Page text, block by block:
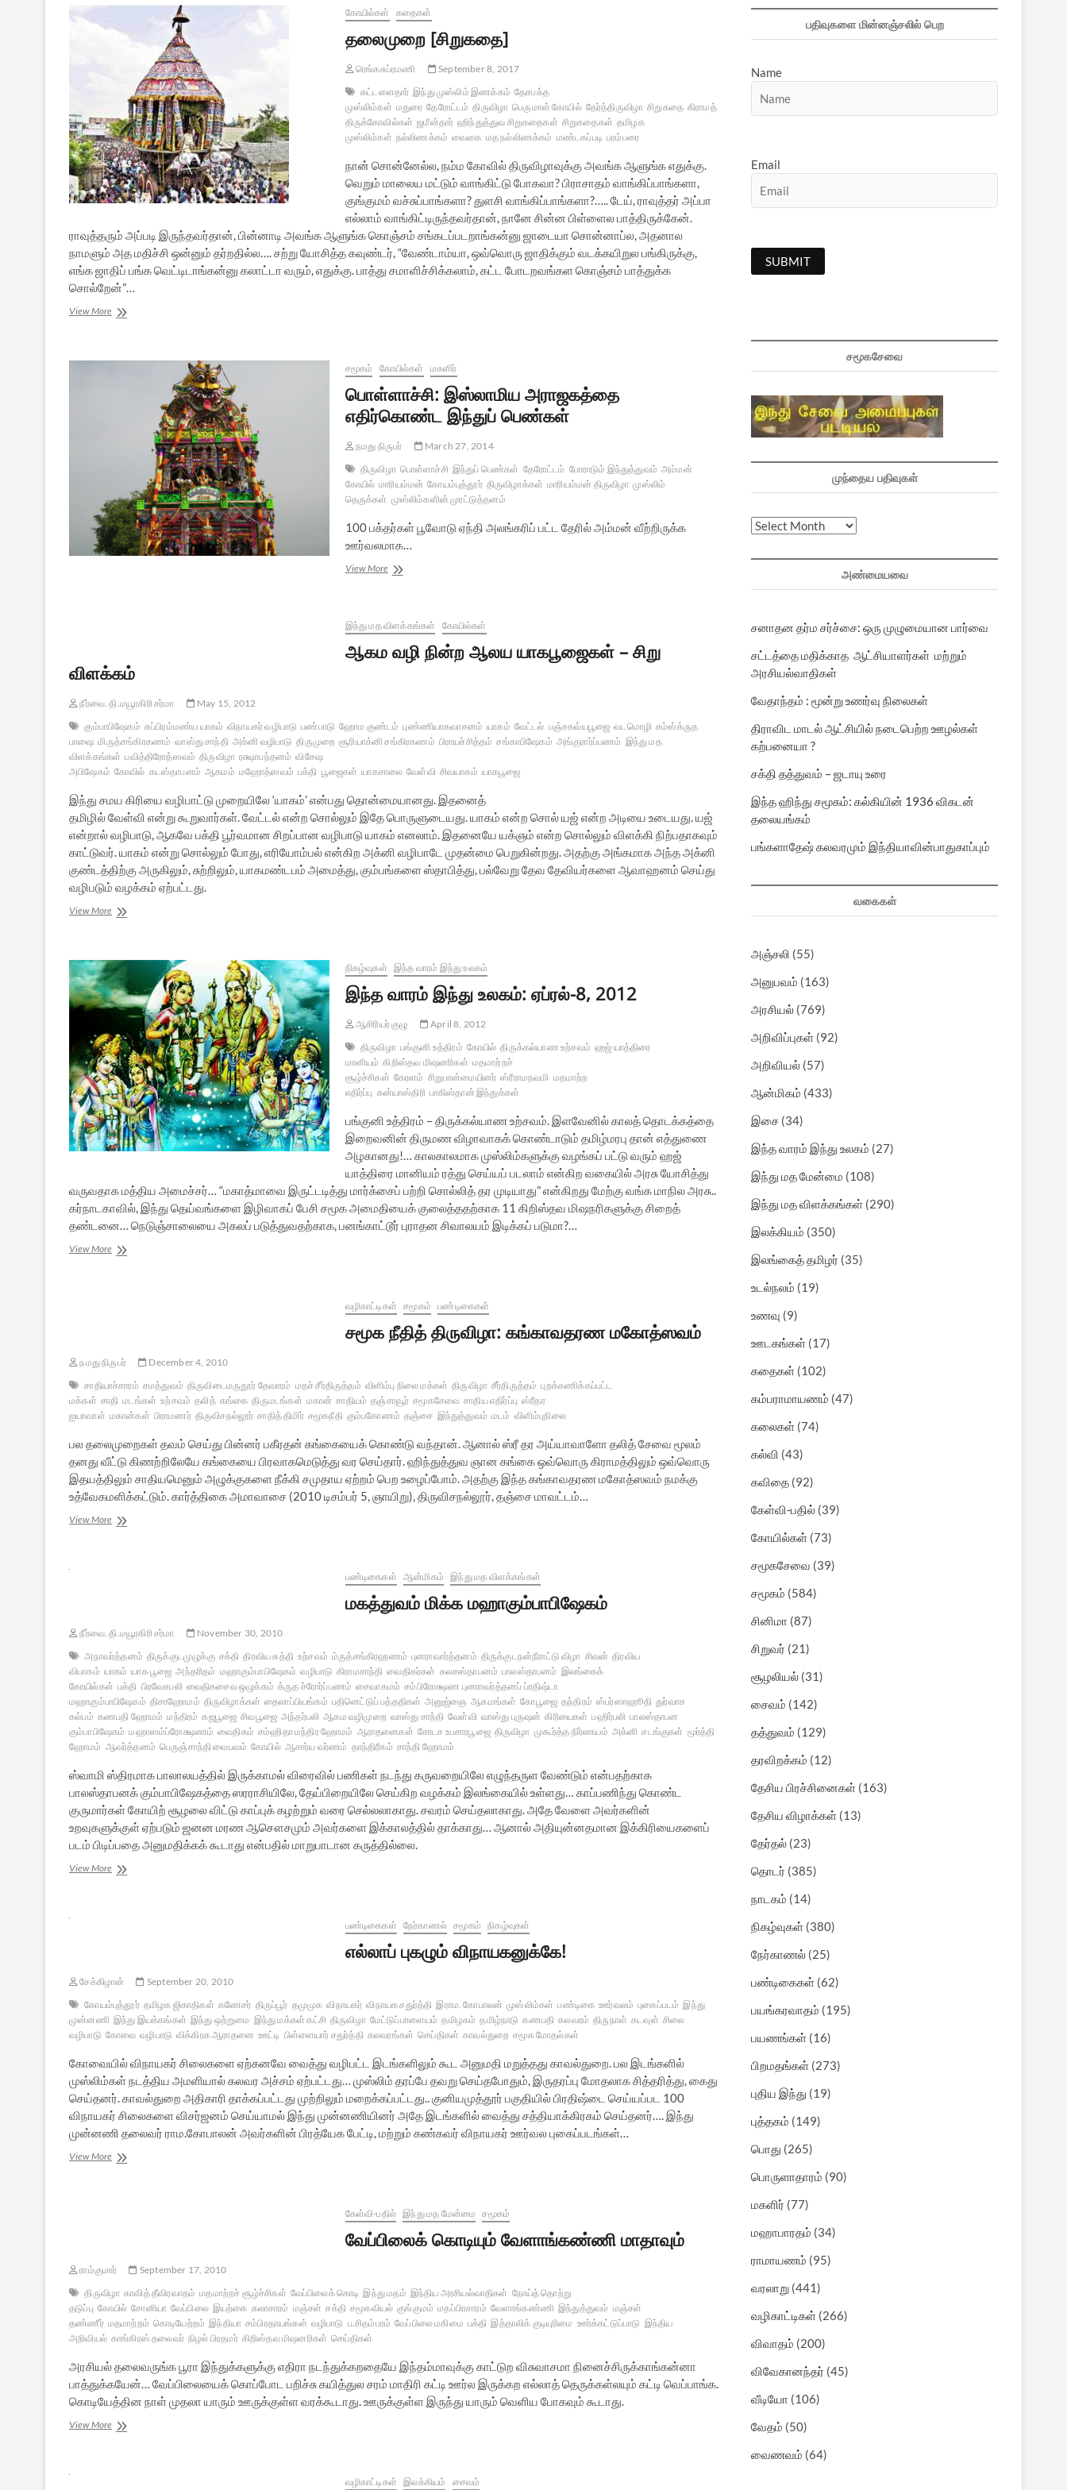
கோயில்கள் கதைகள்
தலைமுறை [சிறுகதை]
ரெங்கசுப்ரமணி
September 8, 2017
கட்டளைதார் இந்து முஸ்லிம் இணக்கம் தேசபக்த
முஸ்லிம்கள் மதுரை தேரோட்டம் திருவிழா பெருமாள் கோயில் தேர்த்திருவிழா சிறுகதை கிராமத்
திருக்கோவில்கள் ஜமீன்தார் ஹிந்துத்துவ சிறுகதைகள் சிறுகதைகள் தமிழக
முஸ்லிம்கள் நல்லிணக்கம் வைகை மத நல்லிணக்கம் மண்டகப்படி பரம்பரை
நான் சொன்னேல்ல, நம்ம கோவில் திருவிழாவுக்கு அவங்க ஆளுங்க எதுக்கு.
வெறும் மாலைய மட்டும் வாங்கிட்டு போகவா? பிராசாதம் வாங்கிப்பாங்களா,
குங்குமம் வச்சுப்பாங்களா? துளசி வாங்கிப்பாங்களா?….. டேய், ராவுத்தர் அப்பா
எல்லாம் வாங்கிட்டிருந்தவர்தான், நானே சின்ன பிள்ளைல பாத்திருக்கேன்.
ராவுத்தரும் அப்படி இருந்தவர்தான், பின்னாடி அவங்க ஆளுங்க கொஞ்சம் சங்கடப்படறாங்கன்னு ஜாடையா சொன்னாப்ல, அதனால
நாமளும் அத மதிச்சி ஒன்னும் தர்றதில்ல…. சற்று யோசித்த கவுண்டர், “வேண்டாம்யா, ஒவ்வொரு ஜாதிக்கும் வடக்கயிறுல பங்கிருக்கு,
எங்க ஜாதிப் பங்க வெட்டிடாங்கன்னு கலாட்டா வரும், எதுக்கு. பாத்து சமாளிச்சிக்கலாம், கட்ட போடறவங்கள கொஞ்சம் பாத்துக்க
சொல்றேன்”…
View Moreதலைமுறை
சமூகம் கோயில்கள் மகளிர்
பொள்ளாச்சி: இஸ்லாமிய அராஜகத்தை
எதிர்கொண்ட இந்துப் பெண்கள்
நமது நிருபர்
March 27, 2014
திருவிழா பொள்ளாச்சி இந்துப் பெண்கள் தேரோட்டம் போராடும் இந்துத்துவம் அம்மன்
கோயில் மாரியம்மன் கோயம்புத்தூர் திருவிழாக்கள் மாரியம்மன் திருவிழா முஸ்லிம்
தெருக்கள் முஸ்லிம்களின் முரட்டுத்தனம்
100 பக்தர்கள் பூவோடு ஏந்தி அலங்கரிப் பட்ட தேரில் அம்மன் வீற்றிருக்க
ஊர்வலமாக…
View Moreபொள்ளாச்சி:
இந்துப்
இந்து மத விளக்கங்கள் கோயில்கள்
ஆகம வழி நின்ற ஆலய யாகபூஜைகள் – சிறு
விளக்கம்
நீர்வை. தி.மயூரகிரி சர்மா
May 15, 2012
கும்பாபிஷேகம் சுப்பிரம்மண்ய யாகம் விநாயகர் வழிபாடு பண்பாடு ஹோம குண்டம் புண்ணியாகவாசனம் யாகம் வேட்டல் பஞ்சகவ்யபூஜை வடமொழி சம்ஸ்க்ருத
பாஷை மிருத்சங்கிரகணம் வாஸ்து சாந்தி அக்னி வழிபாடு திருமுறை சூரியாக்னி சங்கிரகணம் பிராயச்சித்தம் சங்காபிஷேகம் அங்குரார்ப்பணம் இந்து மத
விளக்கங்கள் பவித்திரோத்ஸவம் திருவிழா ரக்ஷாபந்தனம் விசேஷ
அபிஷேகம் கோவில் கடஸ்தாபனம் ஆகமம் மஹோத்ஸவம் பக்தி பூஜைகள் யாகசாலை வேள்வி சிவயாகம் யாகபூஜை
இந்து சமய கிரியை வழிபாட்டு முறையிலே ‘யாகம்’ என்பது தொன்மையானது. இதனைத்
தமிழில் வேள்வி என்று கூறுவார்கள். வேட்டல் என்ற சொல்லும் இதே பொருளுடையது. யாகம் என்ற சொல் யஜ் என்ற அடியை உடையது. யஜ்
என்றால் வழிபாடு, ஆகவே பக்தி பூர்வமான சிறப்பான வழிபாடு யாகம் எனலாம். இதனையே யக்ஞம் என்ற சொல்லும் விளக்கி நிற்பதாகவும்
காட்டுவர். யாகம் என்று சொல்லும் போது, எரியோம்பல் என்கிற அக்னி வழிபாடே முதன்மை பெறுகின்றது. அதற்கு அங்கமாக அந்த அக்னி
குண்டத்திற்கு அருகிலும், சுற்றிலும், யாகமண்டபம் அமைத்து, கும்பங்களை ஸ்தாபித்து, பல்வேறு தேவ தேவியர்களை ஆவாஹனம் செய்து
வழிபடும் வழக்கம் ஏற்பட்டது.
View Moreஆகம
யாகபூஜைகள்
–
சிறு
விளக்கம்
நிகழ்வுகள் இந்த வாரம் இந்து உலகம்
இந்த வாரம் இந்து உலகம்: ஏப்ரல்-8, 2012
ஆசிரியர் குழு
April 8, 2012
திருவிழா பங்குனி உத்திரம் கோயில் திருக்கல்யாண உற்சவம் ஹஜ் யாத்திரை
மானியம் கிறிஸ்தவ மிஷனரிகள் மதமாற்றச்
சூழ்ச்சிகள் கேரளம் சிறுபான்மையினர் ஸ்ரீராமநவமி மதமாற்ற
எதிர்ப்பு கன்யாஸ்திரி பாகிஸ்தான் இந்துக்கள்
பங்குனி உத்திரம் – திருக்கல்யாண உற்சவம். இளவேனில் காலத் தொடக்கத்தை
இறைவனின் திருமண விழாவாகக் கொண்டாடும் தமிழ்மரபு தான் எத்துணை
அழகானது!… காலகாலமாக முஸ்லிம்களுக்கு வழங்கப் பட்டு வரும் ஹஜ்
யாத்திரை மானியம் ரத்து செய்யப் படலாம் என்கிற வகையில் அரசு யோசித்து
வருவதாக மத்திய அமைச்சர்… “மகாத்மாவை இருட்டடித்து மார்க்சைப் பற்றி சொல்லித் தர முடியாது” என்கிறது மேற்கு வங்க மாநில அரசு..
கர்நாடகாவில், இந்து தெய்வங்களை இழிவாகப் பேசி சமூக அமைதியைக் குலைத்ததற்காக 11 கிறிஸ்தவ மிஷநரிகளுக்கு சிறைத்
தண்டனை… நெடுஞ்சாலையை அகலப் படுத்துவதற்காக, பனங்காட்டூர் புராதன சிவாலயம் இடிக்கப் படுமா?…
View Moreஇந்த
வழிகாட்டிகள் சமூகம் பண்டிகைகள்
சமூக நீதித் திருவிழா: கங்காவதரண மகோத்ஸவம்
நமது நிருபர்
December 4, 2010
சாதியாச்சாரம் சமத்துவம் திருவிடைமருதூர் தேவாரம் மதச் சீர்திருத்தம் விளிம்பு நிலை மக்கள் திருவிழா சீர்திருத்தம் புறக்கணிக்கப்பட்ட
மக்கள் சாதி மடங்கள் உற்சவம் தலித் கங்கை திருமடங்கள் மகான் சாதியம் தஞ்சாவூர் சமூகசேவை சாதிய எதிர்ப்பு ஸ்ரீதர
ஐயாவாள் மகான்கள் பிராமணர் திருவிசநல்லூர் சாதித் திமிர் சமூகநீதி கும்பகோணம் தஞ்சை இந்துத்துவம் மடம் விளிம்புநிலை
பல தலைமுறைகள் தவம் செய்து பின்னர் பகீரதன் கங்கையைக் கொண்டு வந்தான். ஆனால் ஸ்ரீ தர அய்யாவாளோ தலித் சேவை மூலம்
தனது வீட்டு கிணற்றிலேயே கங்கையை பிரவாகமெடுத்து வர செய்தார். ஹிந்துத்துவ ஞான கங்கை ஒவ்வொரு கிராமத்திலும் ஒவ்வொரு
இதயத்திலும் சாதியமெனும் அழுக்குகளை நீக்கி சமுதாய ஏற்றம் பெற உழைப்போம். அதற்கு இந்த கங்காவதரண மகோத்ஸவம் நமக்கு
உத்வேகமளிக்கட்டும். கார்த்திகை அமாவாசை (2010 டிசம்பர் 5, ஞாயிறு), திருவிசநல்லூர், தஞ்சை மாவட்டம்…
View Moreசமூக
பண்டிகைகள் ஆன்மிகம் இந்து மத விளக்கங்கள்
மகத்துவம் மிக்க மஹாகும்பாபிஷேகம்
நீர்வை. தி.மயூரகிரி சர்மா
November 30, 2010
அநாவர்த்தனம் திருக்குடமுழுக்கு சக்தி திரவிய சுத்தி உற்சவம் ம்ருத்சங்கிரஹணம் புனராவார்த்தனம் திருக்குடநன்நீராட்டு விழா சிவன் திரவிய
விபாகம் யாகம் யாக பூஜை அந்தரிதம் மஹாகும்பாபிஷேகம் வழிபாடு கிராமசாந்தி வைதிகர்கள் கலசஸ்தாபனம் பாலஸ்தாபனம் இலங்கைக்
கோயில்கள் பக்தி பிரவேசபலி வைதிகசைவ ஒழுக்கம் க்ருத ச்ரோர்ப்பணம் சைவாகமம் சம்பிரோக்ஷண புனராவர்த்தனப் ப்ரதிஷ்டா
மஹாகும்பாபிஷேகம் திசாஹோமம் திருவிழாக்கள் தைலாப்பியங்கம் பதினெட்டுப் பத்ததிகள் அனுஜ்ஞை ஆகமங்கள் கோபூஜை தந்திரம் ஸ்பர்ஸாஹூதி துர்வாச
கல்பம் கணபதி ஹோமம் மந்திரம் கஜபூஜை சிவபூஜை அந்தர்பலி ஆகம வழிமுறை வாஸ்து சாந்தி வேள்வி வாஸ்து புருஷன் கிரியைகள் பஹிர்பலி பாலஸ்தாபன
கும்பாபிஷேகம் மஹாஸம்ப்ரோக்ஷணம் வைதிகம் சம்ஹிதா மந்திர ஹோமம் ஆராதனைகள் சோடச உபசாரபூஜை திருவிழா முகூர்த்த நிர்ணயம் அக்னி சடங்குகள் மூர்த்தி
ஹோமம் ஆவர்த்தனம் பெருஞ்சாந்தி வைபவம் கோயில் ஆசார்ய வர்ணம் தாந்திரீகம் சாந்தி ஹோமம்
ஸ்வாமி ஸ்திரமாக பாலாலயத்தில் இருக்காமல் விரைவில் பணிகள் நடந்து கருவறையிலே எழுந்தருள வேண்டும் என்பதற்காக
பாலஸ்தாபனக் கும்பாபிஷேகத்தை ஸரராசியிலே, தேய்பிறையிலே செய்கிற வழக்கம் இலங்கையில் உள்ளது… காப்பணிந்து கொண்ட
குருமார்கள் கோயிற் சூழலை விட்டு காப்புக் கழற்றும் வரை செல்லலாகாது. சவரம் செய்தலாகாது. அதே வேளை அவர்களின்
உறவுகளுக்குள் ஏற்படும் ஜனன மரண ஆசௌசமும் அவர்களை இக்காலத்தில் தாக்காது… ஆனால் அதியுன்னதமான இக்கிரியைகளைப்
படம் பிடிப்பதை அனுமதிக்கக் கூடாது என்பதில் மாறுபாடான கருத்தில்லை.
View Moreமகத்துவம்
பண்டிகைகள் நேர்காணல் சமூகம் நிகழ்வுகள்
எல்லாப் புகழும் விநாயகனுக்கே!
சேக்கிழான்
September 20, 2010
கோயம்புத்தூர் தமிழக ஜிகாதிகள் கணேசர் திருப்பூர் தமுமுக விநாயகர் விநாயக சதுர்த்தி இராம. கோபாலன் முஸ்லிம்கள் பண்டிகை ஊர்வலம் புகைப்படம் இந்து
முன்னணி இந்து இயக்கங்கள் இந்து ஒற்றுமை இந்து மக்கள் கட்சி திருவிழா மேட்டுப்பாளையம் தமிழகம் தமிழ்நாடு கணபதி கலவரம் திருநாள் கடவுள் சிலை
வழிபாடு கோவை வழிபாடு விக்கிரக ஆராதனை ஊட்டி பிள்ளையார் சதுர்த்தி கலவரங்கள் செய்திகள் காவல்துறை சமூக மோதல்கள்
கோவையில் விநாயகர் சிலைகளை ஏற்கனவே வைத்து வழிபட்ட இடங்களிலும் கூட அனுமதி மறுத்தது காவல்துறை. பல இடங்களில்
முஸ்லிம்கள் நடத்திய அமளியால் கலவர அச்சம் ஏற்பட்டது… முஸ்லிம் தரப்பே தவறு செய்தபோதும், இருதரப்பு மோதலாக சித்தரித்து, கைது
செய்தனர். காவல்துறை அதிகாரி தாக்கப்பட்டது முற்றிலும் மறைக்கப்பட்டது.. குனியமுத்தூர் பகுதியில் பிரதிஷ்டை செய்யப்பட 100
விநாயகர் சிலைகளை விசர்ஜனம் செய்யாமல் இந்து முன்னணியினர் அதே இடங்களில் வைத்து சத்தியாக்கிரகம் செய்தனர்…. இந்து
முன்னணி தலைவர் ராம.கோபாலன் அவர்களின் பிரத்யேக பேட்டி, மற்றும் கண்கவர் விநாயகர் ஊர்வல புகைப்படங்கள்…
View Moreஎல்லாப்
கேள்வி-பதில் இந்து மத மேன்மை சமூகம்
வேப்பிலைக் கொடியும் வேளாங்கண்ணி மாதாவும்
ராம்குமார்
September 17, 2010
திருவிழா காவித் தீவிரவாதம் மதமாற்றச் சூழ்ச்சிகள் வேப்பிலைக் கொடி இந்து மதம் இந்திய அரசியல்வாதிகள் நோய்த் தொற்று
தடுப்பு கோயில் சோனியா வேப்பிலை இயற்கை கலாசாரம் மஞ்சள் சக்தி சமூகவியல் குங்குமம் மதப்பிரசாரம் வேளாங்கண்ணி இந்துத்துவம் மஞ்சள்
தண்ணீர் மதமாற்றம் கொடியேற்றம் இந்தியா சம்பிரதாயங்கள் வழிபாடு ப.சிதம்பரம் வேப்பிலை மகிமை பக்தி இத்தாலிக் குடியுரிமை ஊர்க்கட்டுப்பாடு இந்திய
அறிவியல் காங்கிரஸ் தலைவர் நிழல் பிரதமர் கிறிஸ்தவ மிஷனரிகள் செய்திகள்
அரசியல் தலைவருங்க பூரா இந்துக்களுக்கு எதிரா நடந்துக்கறதையே இந்தம்மாவுக்கு காட்டுற விசுவாசமா நினைச்சிருக்காங்கன்னா
பாத்துக்கயேன்… வேப்பிலையைக் கொப்போட பறிச்சு கயித்துல சரம் மாதிரி கட்டி ஊர்ல இருக்கற எல்லாத் தெருக்கள்லயும் கட்டி வெப்பாங்க.
கொடியேத்தின நாள் முதலா யாரும் ஊருக்குள்ள வரக்கூடாது. ஊருக்குள்ள இருந்து யாரும் வெளிய போகவும் கூடாது.
View Moreவேப்பிலைக்
வழிகாட்டிகள்
இலக்கியம் சைவம்
பதிவுகளை மின்னஞ்சலில் பெற
Name
Email
சமூகசேவை
முந்தைய பதிவுகள்
முந்தைய
அண்மையவை
சனாதன தர்ம சர்ச்சை: ஒரு முழுமையான பார்வை
சட்டத்தை மதிக்காத ஆட்சியாளர்கள் மற்றும்
அரசியல்வாதிகள்
வேதாந்தம் : மூன்று உணர்வு நிலைகள்
திராவிட மாடல் ஆட்சியில் நடைபெற்ற ஊழல்கள்
கற்பனையா ?
சக்தி தத்துவம் – ஜடாயு உரை
இந்த ஹிந்து சமூகம்: கல்கியின் 1936 விகடன்
தலையங்கம்
பங்களாதேஷ் கலவரமும் இந்தியாவின்பாதுகாப்பும்
வகைகள்
அஞ்சலி (55)
அனுபவம் (163)
அரசியல் (769)
அறிவிப்புகள் (92)
அறிவியல் (57)
ஆன்மிகம் (433)
இசை (34)
இந்த வாரம் இந்து உலகம் (27)
இந்து மத மேன்மை (108)
இந்து மத விளக்கங்கள் (290)
இலக்கியம் (350)
இலங்கைத் தமிழர் (35)
உடல்நலம் (19)
உணவு (9)
ஊடகங்கள் (17)
கதைகள் (102)
கம்பராமாயணம் (47)
கலைகள் (74)
கல்வி (43)
கவிதை (92)
கேள்வி-பதில் (39)
கோயில்கள் (73)
சமூகசேவை (39)
சமூகம் (584)
சினிமா (87)
சிறுவர் (21)
சூழலியல் (31)
சைவம் (142)
தத்துவம் (129)
தரவிறக்கம் (12)
தேசிய பிரச்சினைகள் (163)
தேசிய விழாக்கள் (13)
தேர்தல் (23)
தொடர் (385)
நாடகம் (14)
நிகழ்வுகள் (380)
நேர்காணல் (25)
பண்டிகைகள் (62)
பயங்கரவாதம் (195)
பயணங்கள் (16)
பிறமதங்கள் (273)
புதிய இந்து (19)
புத்தகம் (149)
பொது (265)
பொருளாதாரம் (90)
மகளிர் (77)
மஹாபாரதம் (34)
ராமாயணம் (95)
வரலாறு (441)
வழிகாட்டிகள் (266)
விவாதம் (200)
விவேகானந்தர் (45)
வீடியோ (106)
வேதம் (50)
வைணவம் (64)